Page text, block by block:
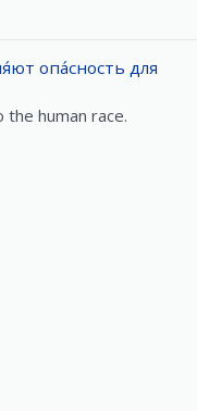
опа́сность для
human race.